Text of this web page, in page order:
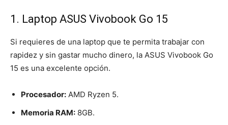
1. Laptop ASUS Vivobook Go 15
Si requieres de una laptop que te permita trabajar con
rapidez y sin gastar mucho dinero, la ASUS Vivobook Go
15 es una excelente opción.
Procesador: AMD Ryzen 5.
Memoria RAM: 8GB.